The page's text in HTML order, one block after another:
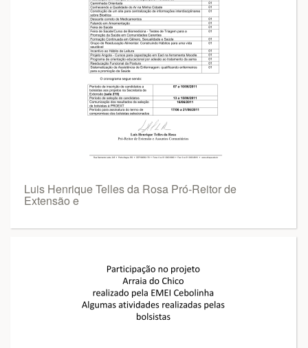
Luis Henrique Telles da Rosa Pró-Reitor de
Extensão e